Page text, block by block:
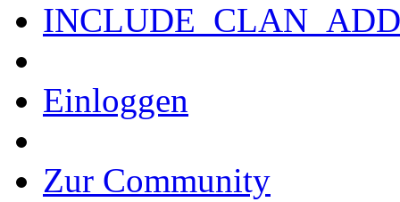
Einloggen
Zur Community